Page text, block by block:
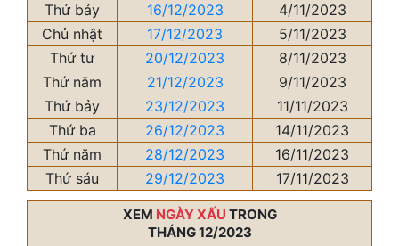
Thứ bảy
16/12/2023
4/11/2023
Chủ nhật
17/12/2023
5/11/2023
Thứ tư
20/12/2023
8/11/2023
Thứ năm
21/12/2023
9/11/2023
Thứ bảy
23/12/2023
11/11/2023
Thứ ba
26/12/2023
14/11/2023
Thứ năm
28/12/2023
16/11/2023
Thứ sáu
29/12/2023 17/11/2023
XEM NGÀY XẤU TRONG
THÁNG 12/2023